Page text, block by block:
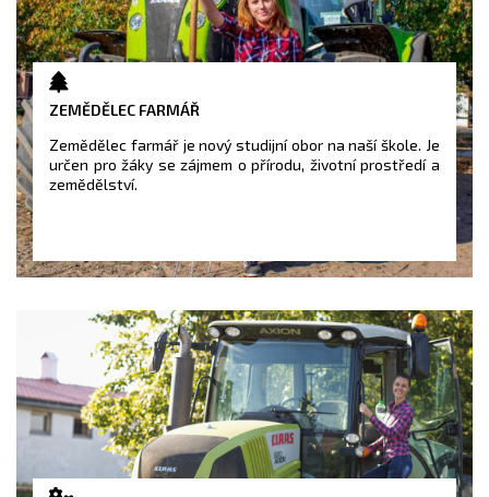
ZEMĚDĚLEC FARMÁŘ
Zemědělec farmář je nový studijní obor na naší škole. Je
určen pro žáky se zájmem o přírodu, životní prostředí a
zemědělství.